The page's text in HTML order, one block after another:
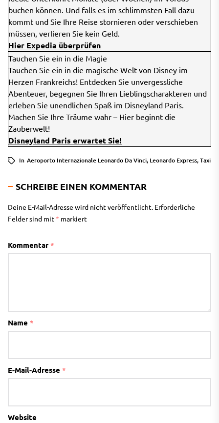
buchen können. Und falls es im schlimmsten Fall dazu
kommt und Sie Ihre Reise stornieren oder verschieben
müssen, verlieren Sie kein Geld.
Hier Expedia überprüfen
Tauchen Sie ein in die Magie
Tauchen Sie ein in die magische Welt von Disney im
Herzen Frankreichs! Entdecken Sie unvergessliche
Abenteuer, begegnen Sie Ihren Lieblingscharakteren und
erleben Sie unendlichen Spaß im Disneyland Paris.
Machen Sie Ihre Träume wahr – Hier beginnt die
Zauberwelt!
Disneyland Paris erwartet Sie!
In Aeroporto Internazionale Leonardo Da Vinci, Leonardo Express,Taxi
SCHREIBE EINEN KOMMENTAR
Deine E-Mail-Adresse wird nicht veröffentlicht. Erforderliche
Felder sind mit* markiert
Kommentar *
Name *
E-Mail-Adresse *
Website